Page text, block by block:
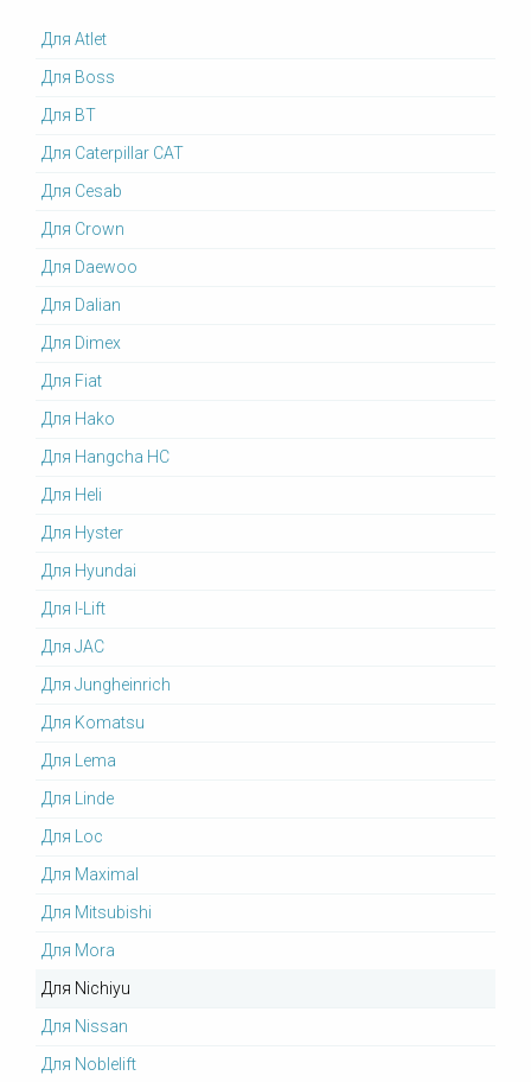
Для Atlet
Для Boss
Для BT
Для Caterpillar CAT
Для Cesab
Для Crown
Для Daewoo
Для Dalian
Для Dimex
Для Fiat
Для Hako
Для Hangcha HC
Для Heli
Для Hyster
Для Hyundai
Для I-Lift
Для JAC
Для Jungheinrich
Для Komatsu
Для Lema
Для Linde
Для Loc
Для Maximal
Для Mitsubishi
Для Mora
Для Nichiyu
Для Nissan
Для Noblelift